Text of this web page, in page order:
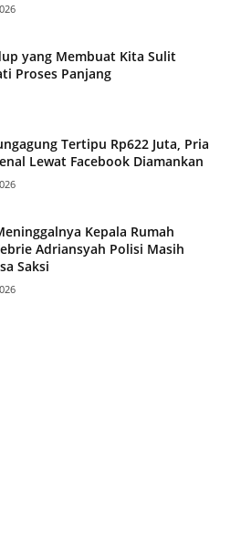
yang Membuat Kita Sulit
Proses Panjang
Tertipu Rp622 Juta, Pria
Lewat Facebook Diamankan
Kepala Rumah
Adriansyah Polisi Masih
Saksi